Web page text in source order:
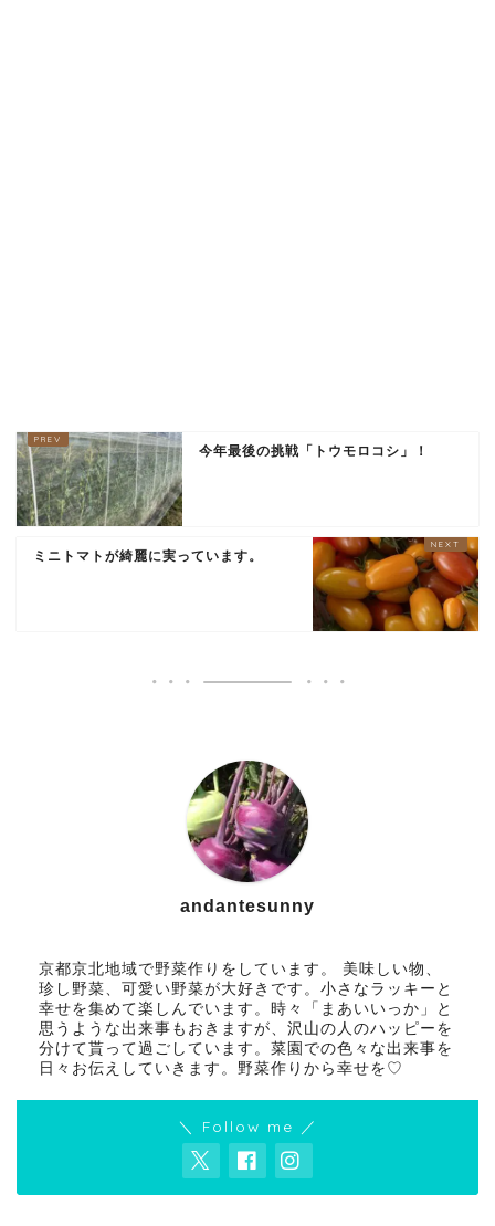
今年最後の挑戦「トウモロコシ」！
ミニトマトが綺麗に実っています。
andantesunny
京都京北地域で野菜作りをしています。 美味しい物、
珍し野菜、可愛い野菜が大好きです。小さなラッキーと
幸せを集めて楽しんでいます。時々「まあいいっか」と
思うような出来事もおきますが、沢山の人のハッピーを
分けて貰って過ごしています。菜園での色々な出来事を
日々お伝えしていきます。野菜作りから幸せを♡
＼ Follow me ／